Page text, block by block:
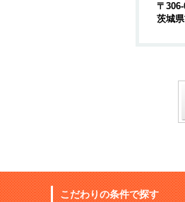
〒
茨城
こだわりの条件で探す